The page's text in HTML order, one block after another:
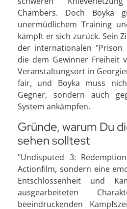
Chambers. Doch
unermüdlichem Training
kämpft er sich zurück. Sein
der internationalen "Prison
die dem Gewinner Freiheit
Veranstaltungsort in
fair, und Boyka muss
Gegner, sondern auch
System ankämpfen.
Gründe, warum Du
sehen solltest
"Undisputed 3:
Actionfilm, sondern eine
Entschlossenheit und
ausgearbeiteten
beeindruckenden